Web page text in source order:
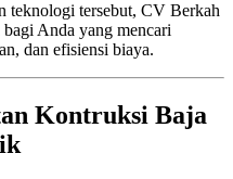
teknologi tersebut, CV Berkah
Anda yang mencari
dan efisiensi biaya.
Kontruksi Baja